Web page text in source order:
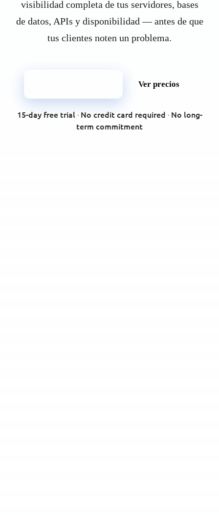
visibilidad completa de tus servidores, bases
de datos, APIs y disponibilidad — antes de que
tus clientes noten un problema.
Ver precios
15-day free trial· No credit card required · No long-
term commitment